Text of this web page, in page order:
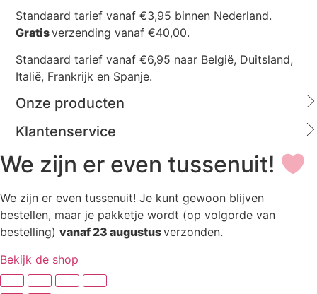
Standaard tarief vanaf €3,95 binnen Nederland.
Gratisverzending vanaf €40,00.
Standaard tarief vanaf €6,95 naar België, Duitsland,
Italië, Frankrijk en Spanje.
Onze producten
Klantenservice
We zijn er even tussenuit!
We zijn er even tussenuit! Je kunt gewoon blijven
bestellen, maar je pakketje wordt (op volgorde van
bestelling) vanaf 23 augustusverzonden.
Bekijk de shop